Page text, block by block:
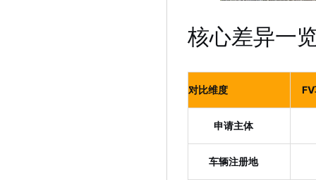
核心差异一
对比维度
申请主体
车辆注册地